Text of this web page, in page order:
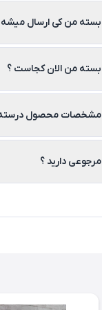
بسته من کی ارسال
بسته من الان کجاست ؟
مشخصات محصول
مرجوعی دارید ؟